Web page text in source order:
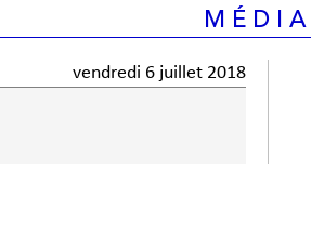
vendredi 6 juillet 2018